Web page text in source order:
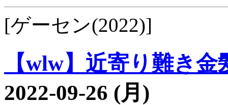
[ゲーセン(2022)]
【wlw】近寄り難き
2022-09-26 (月)